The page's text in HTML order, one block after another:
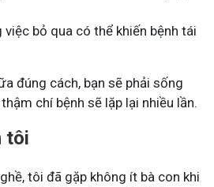
việc bỏ qua có thể khiến bệnh tái
đúng cách, bạn sẽ phải sống
chí bệnh sẽ lặp lại nhiều lần.
tôi
tôi đã gặp không ít bà con khi